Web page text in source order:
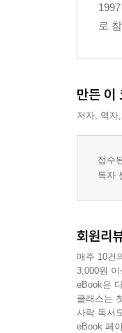
로
만든 이
저자, 역자
접수
독자
회원리
매주 10건
3,000원
eBook은
클래스는
사락 독서
eBook 페